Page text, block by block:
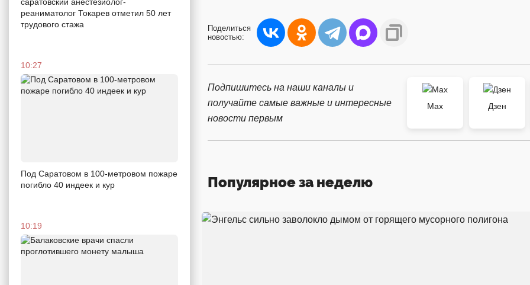
реаниматолог Токарев отметил 50 лет
трудового стажа
10:27
Под Саратовом в 100-метровом пожаре
погибло 40 индеек и кур
10:19
Поделиться
новостью:
Подпишитесь на наши каналы и
получайте самые важные и интересные
новости первым
Max
Дзен
Популярное за неделю